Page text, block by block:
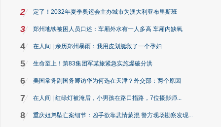
2 定了！2032年夏季奥运会主办城市为澳大利亚布里斯班
3 郑州地铁被困人员口述：车厢外水有一人多高 车厢内缺氧
4 在人间 | 亲历郑州暴雨：我用皮划艇救了一个孕妇
5 生命至上！第83集团军某旅紧急实施爆破分洪
6 美国常务副国务卿访华为何选在天津？外交部：两个原因
7 在人间 | 红绿灯被淹后，小男孩在路口指路，7位摄影师...
8 重庆姐弟坠亡案细节：凶手欲靠悲情蒙混 警方现场勘察发现...